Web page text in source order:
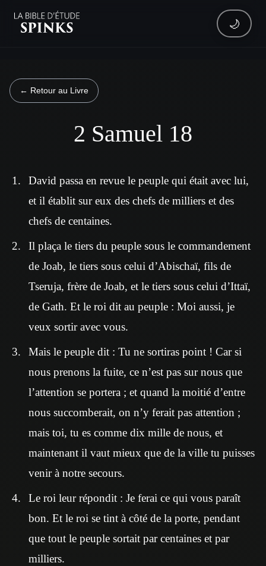
🌙
← Retour au Livre
2 Samuel 18
David passa en revue le peuple qui était avec lui,
et il établit sur eux des chefs de milliers et des
chefs de centaines.
Il plaça le tiers du peuple sous le commandement
de Joab, le tiers sous celui d’Abischaï, fils de
Tseruja, frère de Joab, et le tiers sous celui d’Ittaï,
de Gath. Et le roi dit au peuple : Moi aussi, je
veux sortir avec vous.
Mais le peuple dit : Tu ne sortiras point ! Car si
nous prenons la fuite, ce n’est pas sur nous que
l’attention se portera ; et quand la moitié d’entre
nous succomberait, on n’y ferait pas attention ;
mais toi, tu es comme dix mille de nous, et
maintenant il vaut mieux que de la ville tu puisses
venir à notre secours.
Le roi leur répondit : Je ferai ce qui vous paraît
bon. Et le roi se tint à côté de la porte, pendant
que tout le peuple sortait par centaines et par
milliers.